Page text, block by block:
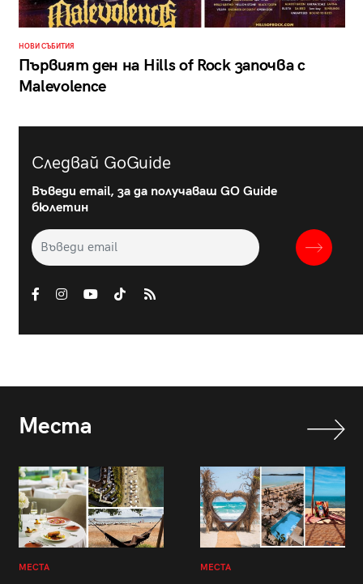
НОВИ СЪБИТИЯ
Първият ден на Hills of Rock започва с
Malevolence
Следвай GoGuide
Въведи email, за да получаваш GO Guide
бюлетин
Места
МЕСТА МЕСТА